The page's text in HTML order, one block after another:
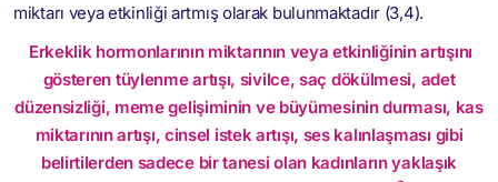
miktarı veya etkinliği artmış olarak bulunmaktadır (3,4).
Erkeklik hormonlarının miktarının veya etkinliğinin artışını
gösteren tüylenme artışı, sivilce, saç dökülmesi, adet
düzensizliği, meme gelişiminin ve büyümesinin durması, kas
miktarının artışı, cinsel istek artışı, ses kalınlaşması gibi
belirtilerden sadece bir tanesi olan kadınların yaklaşık